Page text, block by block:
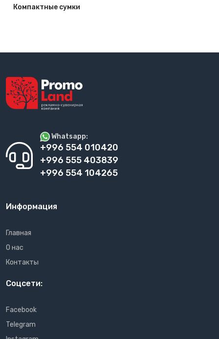
Компактные сумки
Whatsapp:
+996 554 010420
+996 555 403839
+996 554 104265
Информация
Главная
О нас
Контакты
Соцсети:
Facebook
Telegram